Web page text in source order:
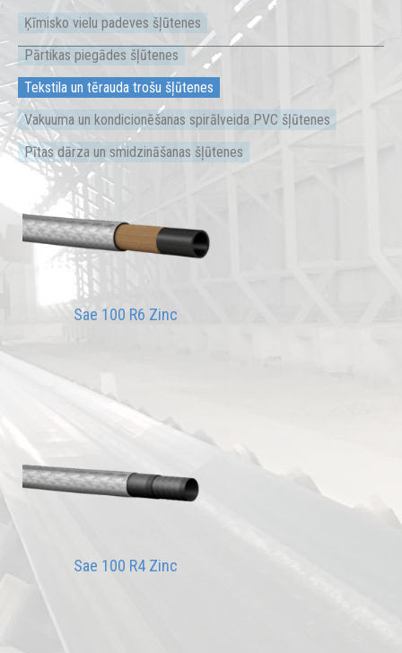
Ķīmisko vielu padeves šļūtenes
Pārtikas piegādes šļūtenes
Tekstila un tērauda trošu šļūtenes
Vakuuma un kondicionēšanas spirālveida PVC šļūtenes
Pītas dārza un smidzināšanas šļūtenes
Sae 100 R6 Zinc
Sae 100 R4 Zinc